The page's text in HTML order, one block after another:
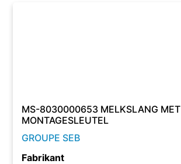
MS-8030000653 MELKSLANG MET
MONTAGESLEUTEL
GROUPE SEB
Fabrikant